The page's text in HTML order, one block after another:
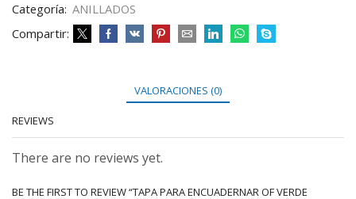
Categoría: ANILLADOS
Compartir:
VALORACIONES (0)
REVIEWS
There are no reviews yet.
BE THE FIRST TO REVIEW “TAPA PARA ENCUADERNAR OF VERDE